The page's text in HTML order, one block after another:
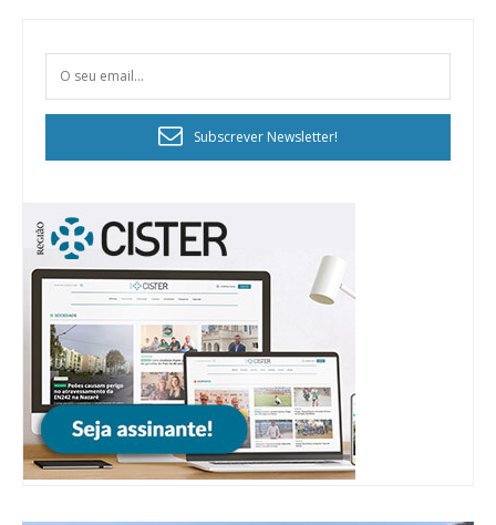
Subscrever Newsletter!